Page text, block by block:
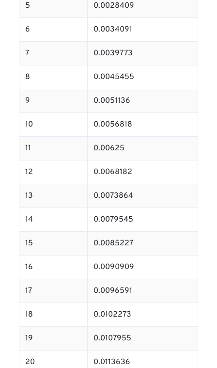
5 0.0028409
6 0.0034091
7 0.0039773
8 0.0045455
9 0.0051136
10 0.0056818
11 0.00625
12 0.0068182
13 0.0073864
14 0.0079545
15 0.0085227
16 0.0090909
17 0.0096591
18 0.0102273
19 0.0107955
20 0.0113636